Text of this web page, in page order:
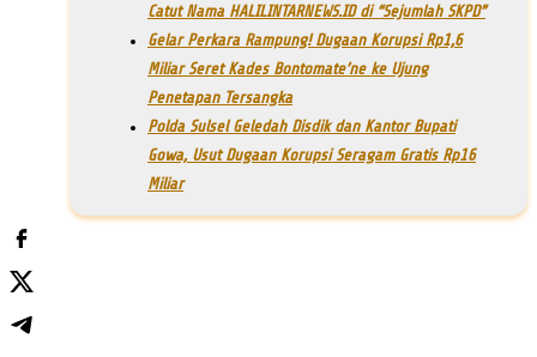
Catut Nama HALILINTARNEWS.ID di “Sejumlah SKPD”
Gelar Perkara Rampung! Dugaan Korupsi Rp1,6
Miliar Seret Kades Bontomate’ne ke Ujung
Penetapan Tersangka
Polda Sulsel Geledah Disdik dan Kantor Bupati
Gowa, Usut Dugaan Korupsi Seragam Gratis Rp16
Miliar